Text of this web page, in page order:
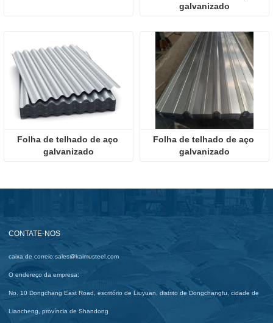
galvanizado
Folha de telhado de aço
galvanizado
Folha de telhado de aço
galvanizado
CONTATE-NOS
caixa de correio:sales@kaimusteel.com
O endereço da empresa:
No. 10 Dongchang East Road, escritório de Liuyuan, distrito de Dongchangfu, cidade de
Liaocheng, província de Shandong